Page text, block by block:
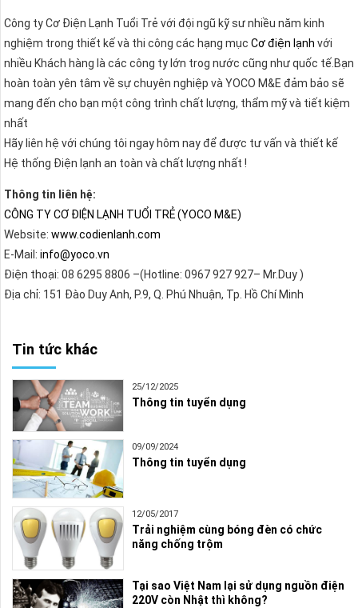
Công ty Cơ Điện Lạnh Tuổi Trẻ với đội ngũ kỹ sư nhiều năm kinh
nghiệm trong thiết kế và thi công các hạng mục Cơ điện lạnh với
nhiều Khách hàng là các công ty lớn trog nước cũng như quốc tế.Bạn
hoàn toàn yên tâm về sự chuyên nghiệp và YOCO M&E đảm bảo sẽ
mang đến cho bạn một công trình chất lượng, thẩm mỹ và tiết kiệm
nhất
Hãy liên hệ với chúng tôi ngay hôm nay để được tư vấn và thiết kế
Hệ thống Điện lạnh an toàn và chất lượng nhất !
Thông tin liên hệ:
CÔNG TY CƠ ĐIỆN LẠNH TUỔI TRẺ (YOCO M&E)
Website: www.codienlanh.com
E-Mail: info@yoco.vn
Điện thoại: 08 6295 8806 –(Hotline: 0967 927 927– Mr.Duy )
Địa chỉ: 151 Đào Duy Anh, P.9, Q. Phú Nhuận, Tp. Hồ Chí Minh
Tin tức khác
25/12/2025
Thông tin tuyển dụng
09/09/2024
Thông tin tuyển dụng
12/05/2017
Trải nghiệm cùng bóng đèn có chức
năng chống trộm
Tại sao Việt Nam lại sử dụng nguồn điện
220V còn Nhật thì không?